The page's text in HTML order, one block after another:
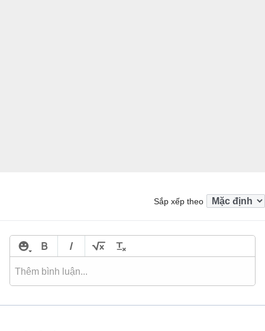
Sắp xếp theo